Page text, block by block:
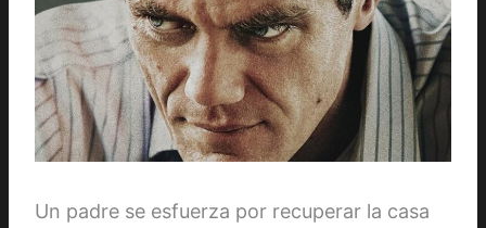
Un padre se esfuerza por recuperar la casa